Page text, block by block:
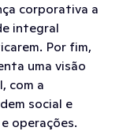
corporativa a
integral
Por fim,
uma visão
com a
social e
operações.